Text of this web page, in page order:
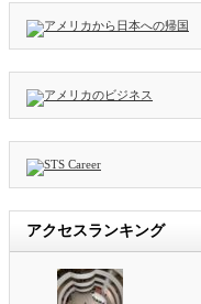
アクセスランキング